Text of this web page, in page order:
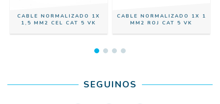
CABLE NORMALIZADO 1X
1,5 MM2 CEL CAT 5 VK
CABLE NORMALIZADO 1X 1
MM2 ROJ CAT 5 VK
SEGUINOS